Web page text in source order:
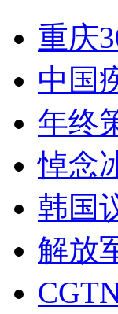
重庆
中国
年终
悼念
韩国
解放